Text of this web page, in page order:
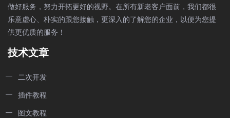
做好服务，努力开拓更好的视野。在所有新老客户面前，我们都很
乐意虚心、朴实的跟您接触，更深入的了解您的企业，以便为您提
供更优质的服务！
技术文章
二次开发
插件教程
图文教程